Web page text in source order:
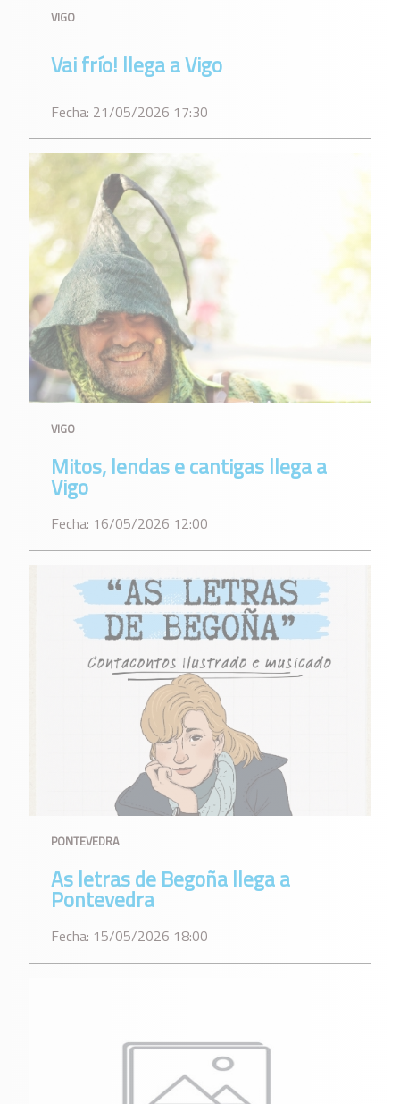
VIGO
Vai frío! llega a Vigo
Fecha: 21/05/2026 17:30
VIGO
Mitos, lendas e cantigas llega a
Vigo
Fecha: 16/05/2026 12:00
PONTEVEDRA
As letras de Begoña llega a
Pontevedra
Fecha: 15/05/2026 18:00